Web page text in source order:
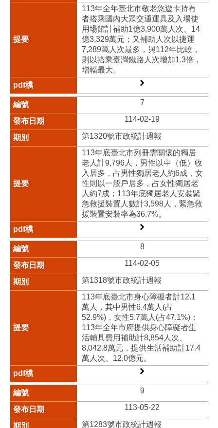
113年全年臺北市敬老悠遊卡持有
者搭乘國內大眾交通運具及入場使
用場館計補助1億3,900萬人次、14
億3,329萬元；又補助人次以捷運
7,289萬人次最多，與112年比較，
則以搭乘臺灣鐵路人次增加1.3倍，
增幅最大。
7
114-02-19
第1320號市政統計週報
113年底臺北市列冊需關懷的獨居
老人計9,796人，男性以中（低）收
入居多，占男性獨居老人約6成，女
性則以一般戶居多，占女性獨居老
人約7成；113年底獨居老人安裝緊
急救援裝置人數計3,598人，緊急救
援裝置安裝率為36.7%。
8
114-02-05
第1318號市政統計週報
113年底臺北市身心障礙者計12.1
萬人，其中男性6.4萬人(占
52.9%)，女性5.7萬人(占47.1%)；
113年全年市府提供身心障礙者生
活輔具費用補助計8,854人次、
8,042.8萬元，提供生活補助計17.4
萬人次、12.0億元。
9
113-05-22
第1283號市政統計週報